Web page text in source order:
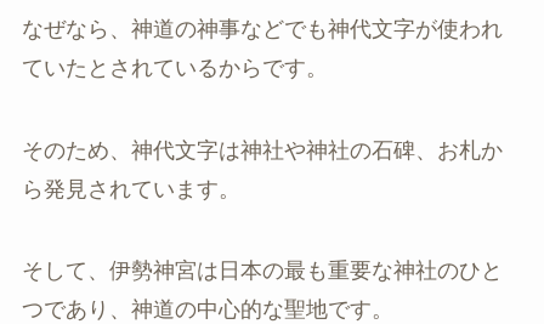
なぜなら、神道の神事などでも神代文字が使われ
ていたとされているからです。
そのため、神代文字は神社や神社の石碑、お札か
ら発見されています。
そして、伊勢神宮は日本の最も重要な神社のひと
つであり、神道の中心的な聖地です。